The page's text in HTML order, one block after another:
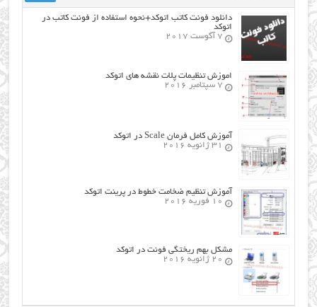
دانلود فونت کاتب اتوکد+نحوه استفاده از فونت کاتب در
اتوکد
7 آگوست 2017
اموزش تنظیمات پلات نقشه های اتوکد
7 سپتامبر 2016
آموزش کامل فرمان Scale در اتوکد
31 ژانویه 2016
آموزش تنظیم ضخامت خطوط در پرینت اتوکد
10 فوریه 2016
مشکل بهم ریختگی فونت در اتوکد
20 ژانویه 2016